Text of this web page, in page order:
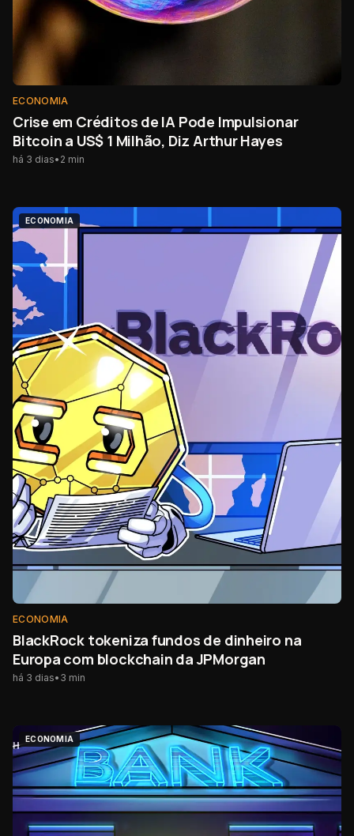
ECONOMIA
Crise em Créditos de IA Pode Impulsionar
Bitcoin a US$ 1 Milhão, Diz Arthur Hayes
há 3 dias• 2 min
ECONOMIA
ECONOMIA
BlackRock tokeniza fundos de dinheiro na
Europa com blockchain da JPMorgan
há 3 dias• 3 min
ECONOMIA